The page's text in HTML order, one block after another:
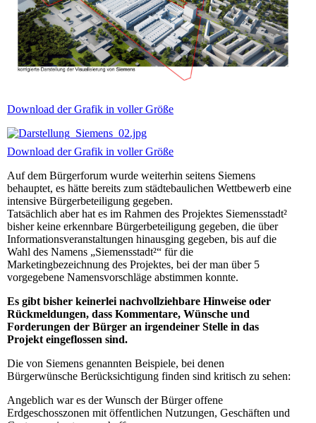
Download der Grafik in voller Größe
Download der Grafik in voller Größe
Auf dem Bürgerforum wurde weiterhin seitens Siemens
behauptet, es hätte bereits zum städtebaulichen Wettbewerb eine
intensive Bürgerbeteiligung gegeben.
Tatsächlich aber hat es im Rahmen des Projektes Siemensstadt²
bisher keine erkennbare Bürgerbeteiligung gegeben, die über
Informationsveranstaltungen hinausging gegeben, bis auf die
Wahl des Namens „Siemensstadt²“ für die
Marketingbezeichnung des Projektes, bei der man über 5
vorgegebene Namensvorschläge abstimmen konnte.
Es gibt bisher keinerlei nachvollziehbare Hinweise oder
Rückmeldungen, dass Kommentare, Wünsche und
Forderungen der Bürger an irgendeiner Stelle in das
Projekt eingeflossen sind.
Die von Siemens genannten Beispiele, bei denen
Bürgerwünsche Berücksichtigung finden sind kritisch zu sehen:
Angeblich war es der Wunsch der Bürger offene
Erdgeschosszonen mit öffentlichen Nutzungen, Geschäften und